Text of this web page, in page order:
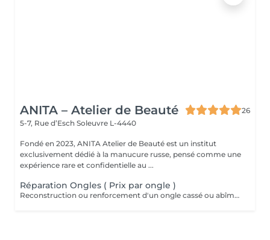
ANITA – Atelier de Beauté
26
5-7, Rue d’Esch Soleuvre L-4440
Fondé en 2023, ANITA Atelier de Beauté est un institut
exclusivement dédié à la manucure russe, pensé comme une
expérience rare et confidentielle au ...
Réparation Ongles ( Prix par ongle )
Reconstruction ou renforcement d'un ongle cassé ou abîmé dans la semaine suivant la prestation.